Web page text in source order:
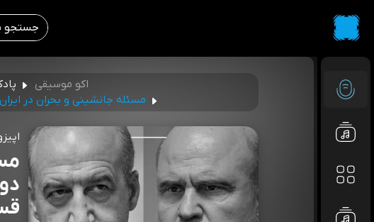
اکو موسیقی
مسئله جانشینی و بحران در